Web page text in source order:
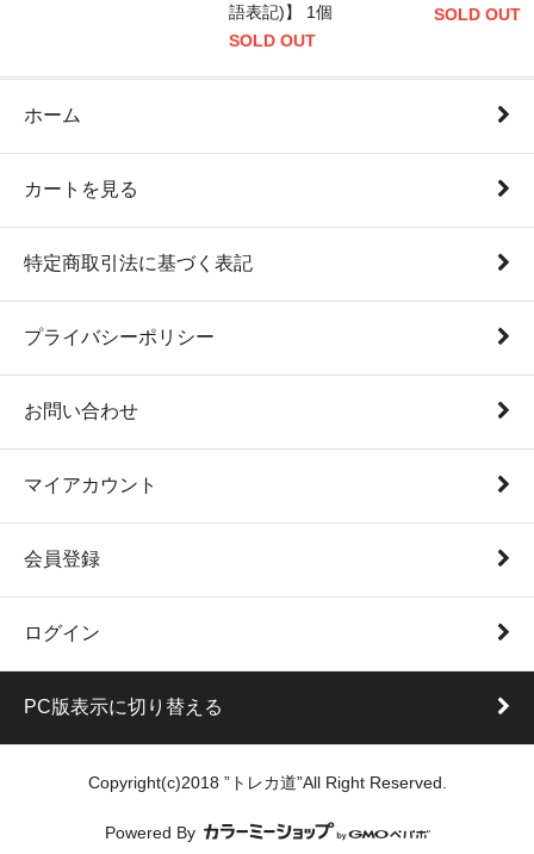
語表記)】 1個
SOLD OUT
SOLD OUT
ホーム
カートを見る
特定商取引法に基づく表記
プライバシーポリシー
お問い合わせ
マイアカウント
会員登録
ログイン
PC版表示に切り替える
Copyright(c)2018 ”トレカ道”All Right Reserved.
Powered By